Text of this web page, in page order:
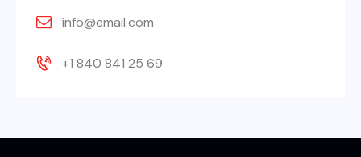
info@email.com
+1 840 841 25 69